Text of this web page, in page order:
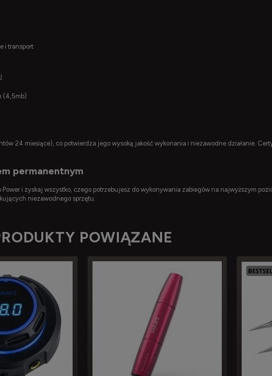
i transport
(4,5mb)
24 miesiące), co potwierdza jego wysoką jakość wykonania i niezawodne działanie.
permanentnym
i zyskaj wszystko, czego potrzebujesz do wykonywania zabiegów na najwyższym
niezawodnego sprzętu.
POWIĄZANE